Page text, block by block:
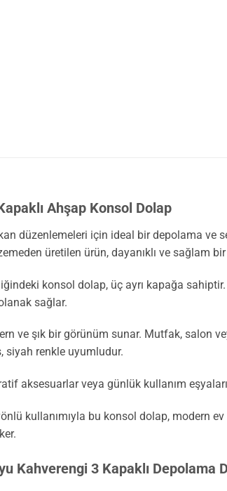
Ahşap Konsol Dolap
düzenlemeleri için ideal bir depolama
üretilen ürün, dayanıklı ve sağlam
konsol dolap, üç ayrı kapağa
sağlar.
ve şık bir görünüm sunar. Mutfak, salon
siyah renkle uyumludur.
aksesuarlar veya günlük kullanım
kullanımıyla bu konsol dolap, modern
Kahverengi 3 Kapaklı Depolama